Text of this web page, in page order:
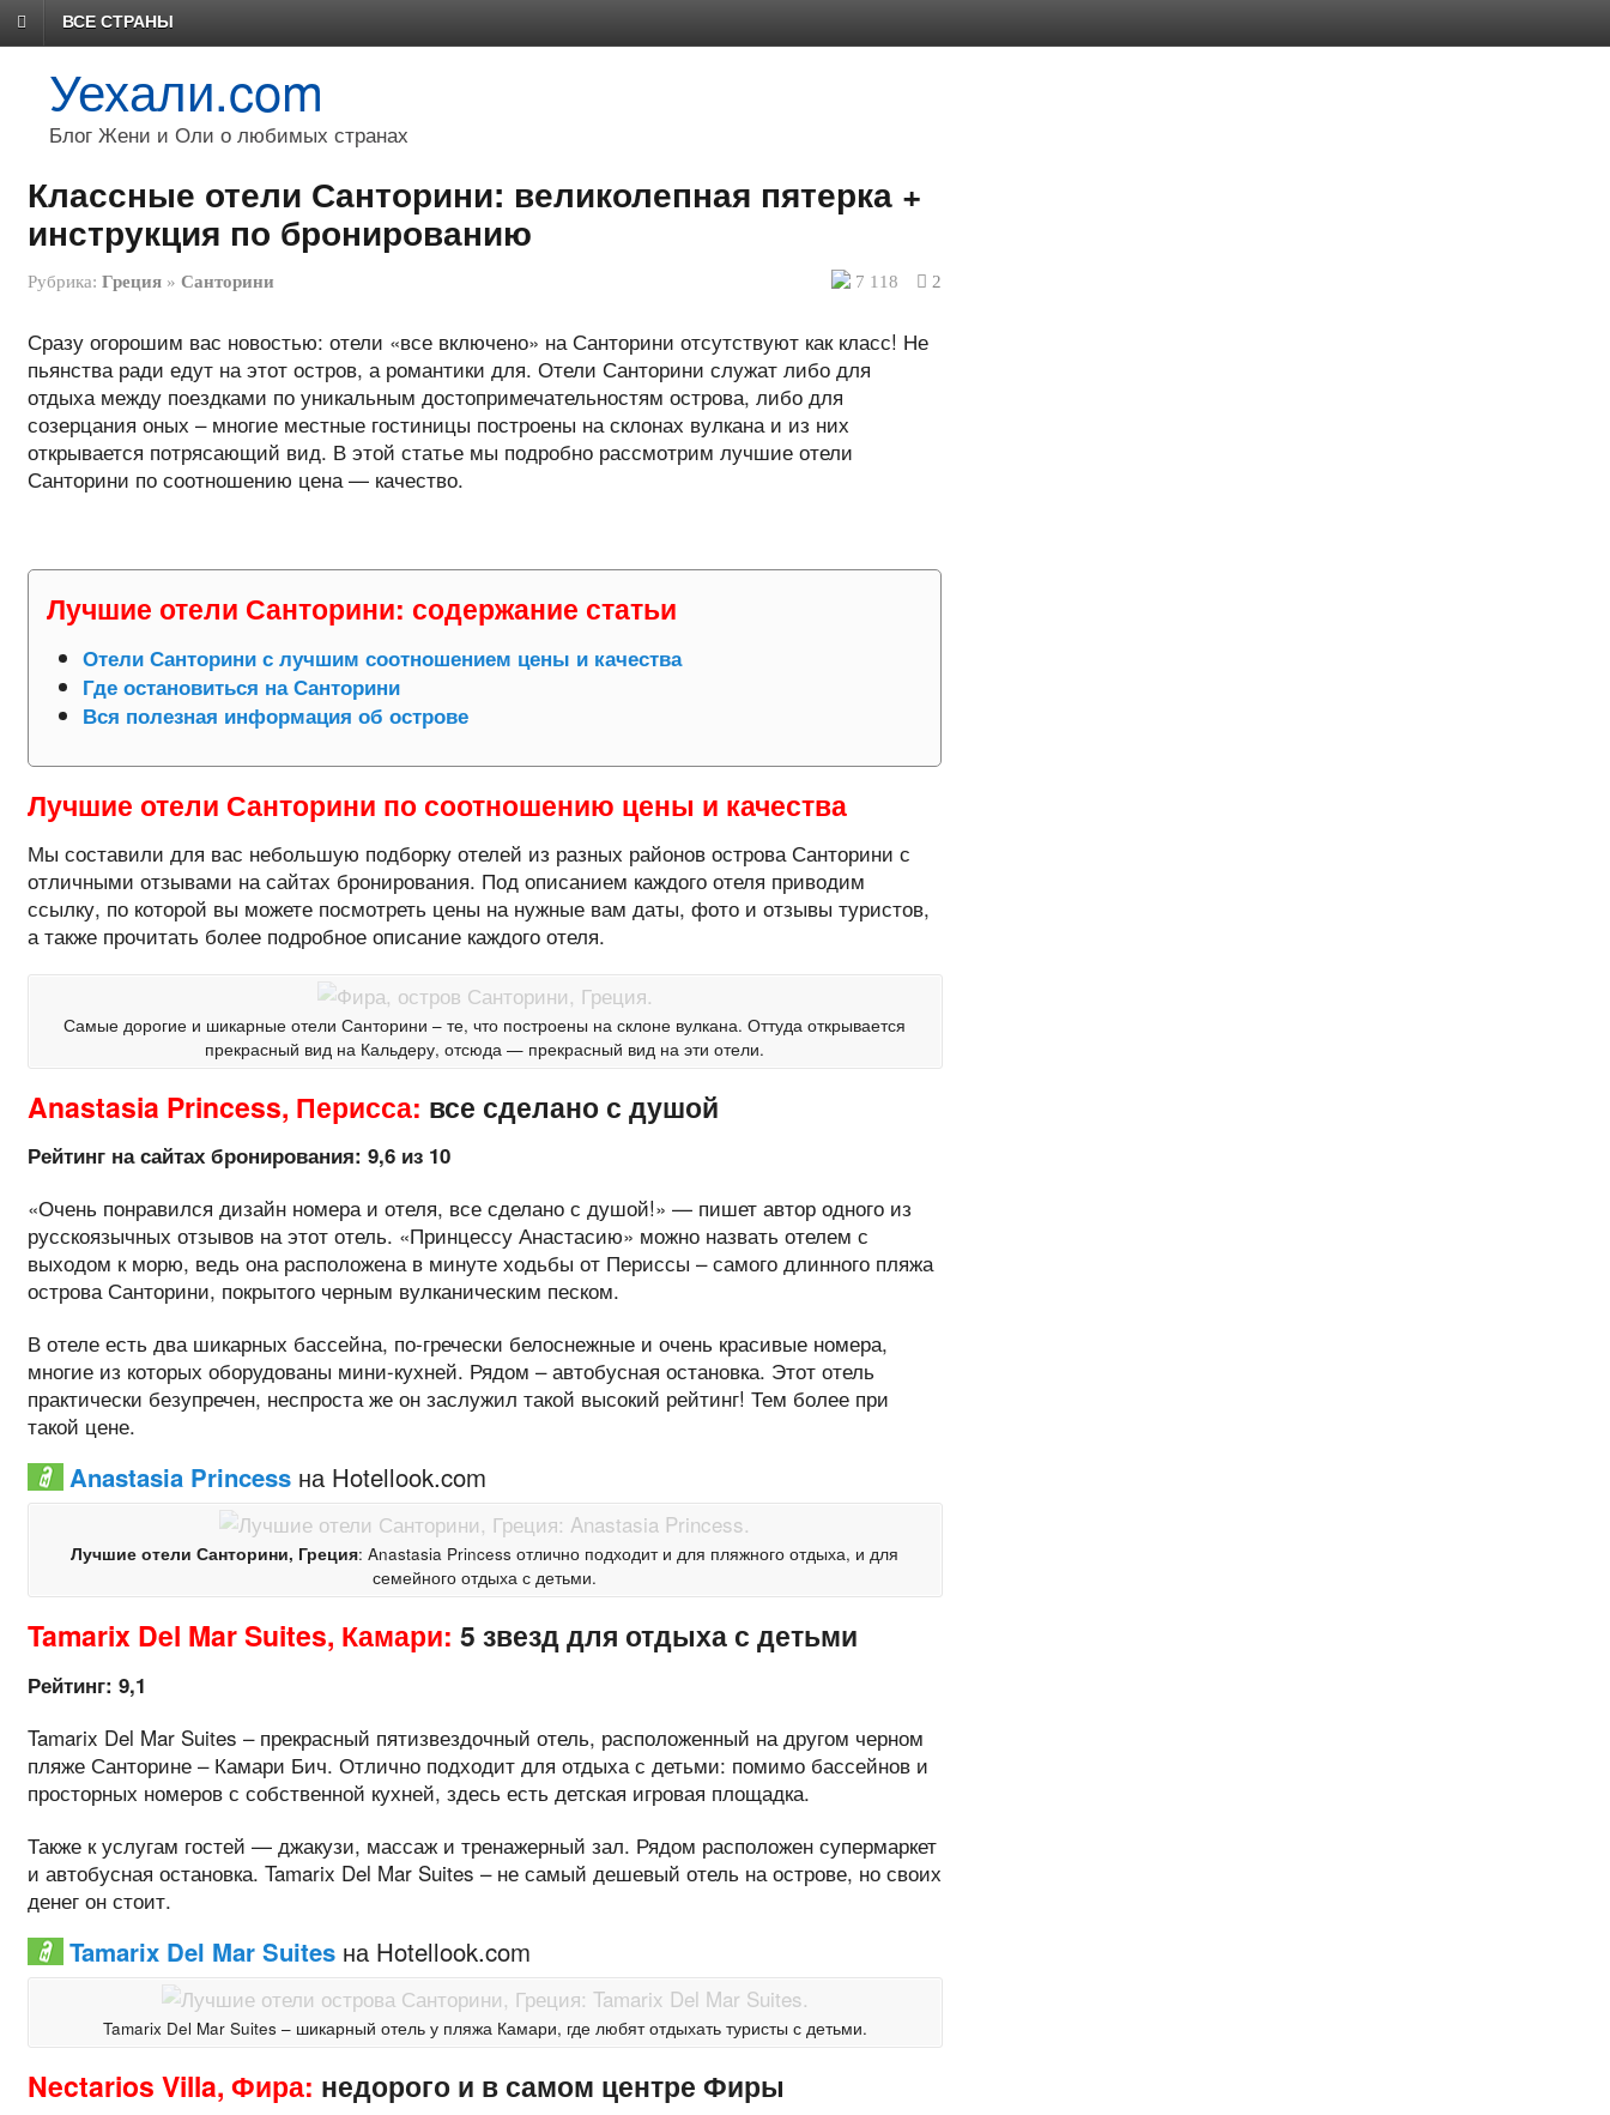
ВСЕ СТРАНЫ
Уехали.com
Блог Жени и Оли о любимых странах
Классные отели Санторини: великолепная пятерка +
инструкция по бронированию
Рубрика: Греция» Санторини 7 118 2
Сразу огорошим вас новостью: отели «все включено» на Санторини отсутствуют как класс! Не
пьянства ради едут на этот остров, а романтики для. Отели Санторини служат либо для
отдыха между поездками по уникальным достопримечательностям острова, либо для
созерцания оных – многие местные гостиницы построены на склонах вулкана и из них
открывается потрясающий вид. В этой статье мы подробно рассмотрим лучшие отели
Санторини по соотношению цена — качество.
Лучшие отели Санторини: содержание статьи
Отели Санторини с лучшим соотношением цены и качества
Где остановиться на Санторини
Вся полезная информация об острове
Лучшие отели Санторини по соотношению цены и качества
Мы составили для вас небольшую подборку отелей из разных районов острова Санторини с
отличными отзывами на сайтах бронирования. Под описанием каждого отеля приводим
ссылку, по которой вы можете посмотреть цены на нужные вам даты, фото и отзывы туристов,
а также прочитать более подробное описание каждого отеля.
Самые дорогие и шикарные отели Санторини – те, что построены на склоне вулкана. Оттуда открывается
прекрасный вид на Кальдеру, отсюда — прекрасный вид на эти отели.
Anastasia Princess, Перисса: все сделано с душой
Рейтинг на сайтах бронирования: 9,6 из 10
«Очень понравился дизайн номера и отеля, все сделано с душой!» — пишет автор одного из
русскоязычных отзывов на этот отель. «Принцессу Анастасию» можно назвать отелем с
выходом к морю, ведь она расположена в минуте ходьбы от Периссы – самого длинного пляжа
острова Санторини, покрытого черным вулканическим песком.
В отеле есть два шикарных бассейна, по-гречески белоснежные и очень красивые номера,
многие из которых оборудованы мини-кухней. Рядом – автобусная остановка. Этот отель
практически безупречен, неспроста же он заслужил такой высокий рейтинг! Тем более при
такой цене.
Anastasia Princessна Hotellook.com
Лучшие отели Санторини, Греция: Anastasia Princess отлично подходит и для пляжного отдыха, и для
семейного отдыха с детьми.
Tamarix Del Mar Suites, Камари: 5 звезд для отдыха с детьми
Рейтинг: 9,1
Tamarix Del Mar Suites – прекрасный пятизвездочный отель, расположенный на другом черном
пляже Санторине – Камари Бич. Отлично подходит для отдыха с детьми: помимо бассейнов и
просторных номеров с собственной кухней, здесь есть детская игровая площадка.
Также к услугам гостей — джакузи, массаж и тренажерный зал. Рядом расположен супермаркет
и автобусная остановка. Tamarix Del Mar Suites – не самый дешевый отель на острове, но своих
денег он стоит.
Tamarix Del Mar Suitesна Hotellook.com
Tamarix Del Mar Suites – шикарный отель у пляжа Камари, где любят отдыхать туристы с детьми.
Nectarios Villa, Фира: недорого и в самом центре Фиры